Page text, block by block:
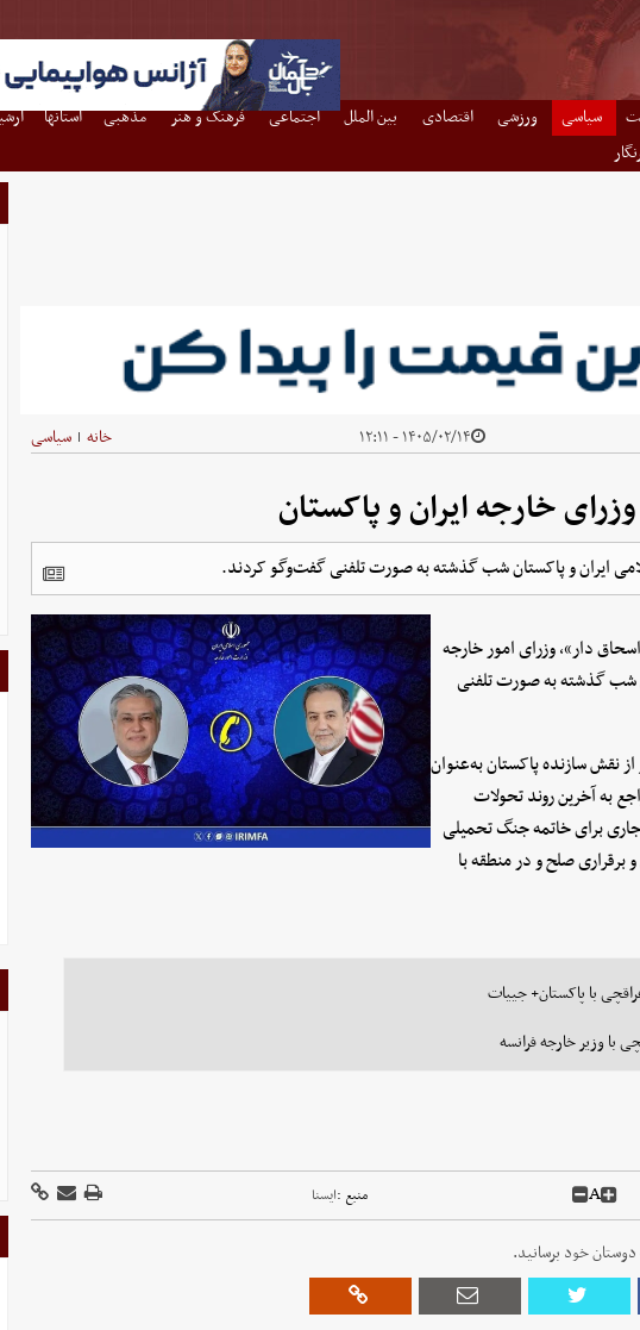
سیاسی ورزشی اقتصادی بین الملل اجتماعی فرهنگ و هنر مذهبی استانها
۱۴۰۵/۰۲/۱۴ - ۱۲:۱۱ خانه | سیاسی
خارجه ایران و پاکستان
ایران و پاکستان شب گذشته به صورت تلفنی گفت‌وگو کردند.
دار»، وزرای امور خارجه
شب گذشته به صورت تلفنی
نقش سازنده پاکستان به‌عنوان
به آخرین روند تحولات
برای خاتمه جنگ تحمیلی
برقراری صلح و در منطقه با
با پاکستان+ جییات
با وزیر خارجه فرانسه
A منبع :ايسنا
خود برسانید.